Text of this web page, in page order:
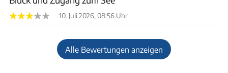
10. Juli 2026, 08:56 Uhr
Alle Bewertungen anzeigen